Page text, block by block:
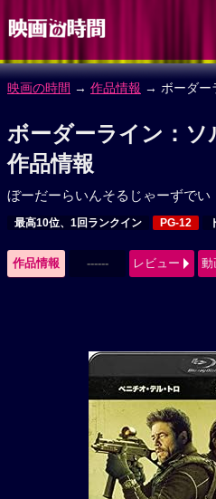
映画の時間 → 作品情報 → ボーダー
ボーダーライン：ソ
作品情報
ぼーだーらいんそるじゃーずでい
最高10位、1回ランクイン PG-12
作品情報 ------ レビュー 動